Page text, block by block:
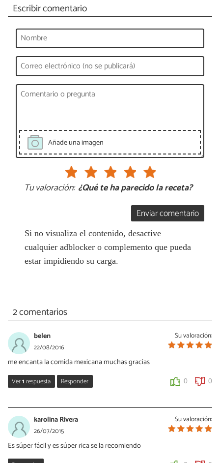
Escribir comentario
Añade una imagen
Tu valoración: ¿Qué te ha parecido la receta?
Enviar comentario
Si no visualiza el contenido, desactive
cualquier adblocker o complemento que pueda
estar impidiendo su carga.
2 comentarios
Su valoración:
belen
22/08/2016
me encanta la comida mexicana muchas gracias
Ver1respuesta Responder 0 0
22/08/2016
¡Gracias a ti por comentar!
Su valoración:
karolina Rivera
26/07/2015
Es súper fácil y es súper rica se la recomiendo